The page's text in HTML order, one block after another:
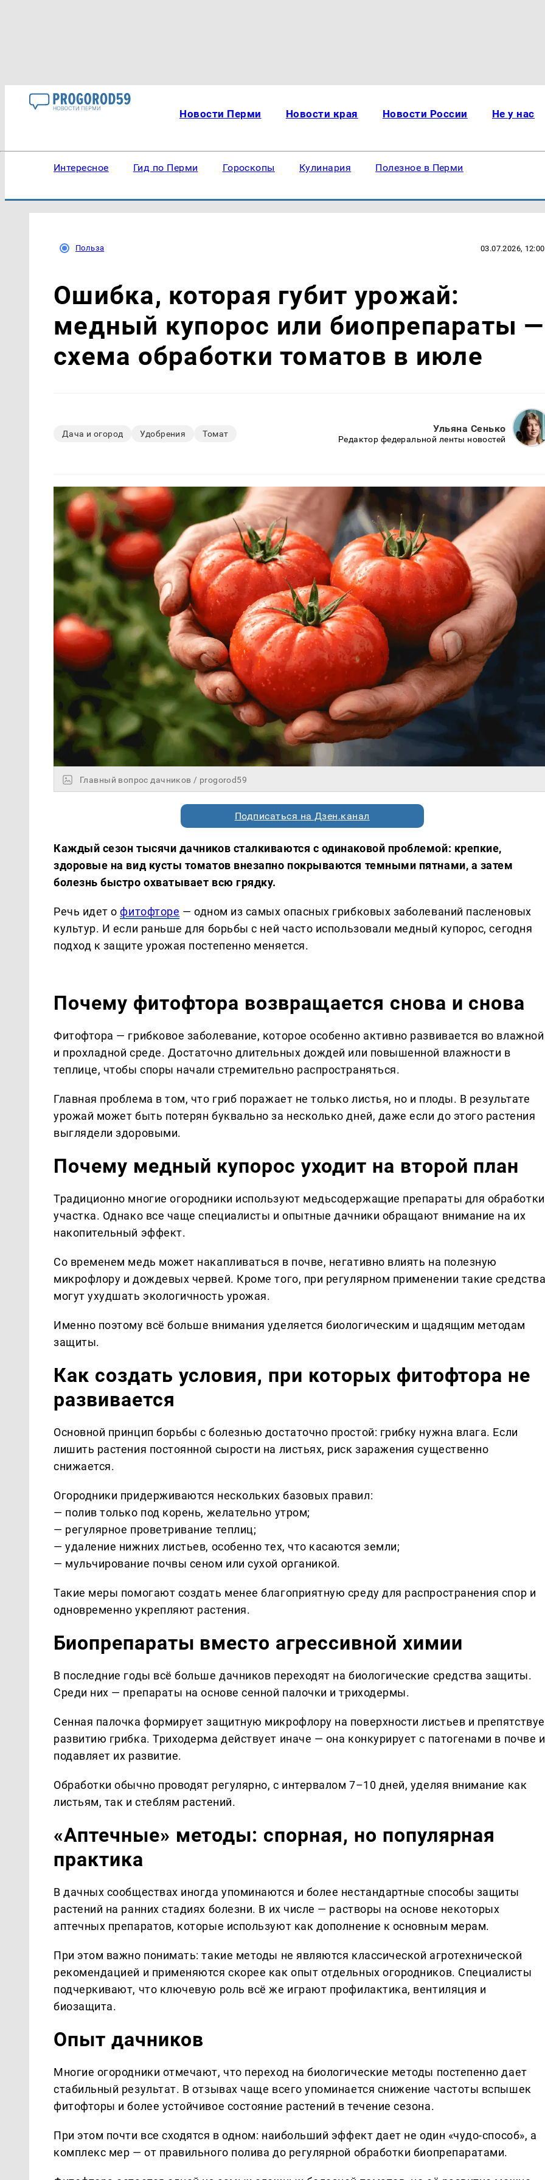
Новости Перми Новости края Новости России Не у нас
Интересное Гид по Перми Гороскопы Кулинария Полезное в Перми
Польза 03.07.2026, 12:00
Ошибка, которая губит урожай:
медный купорос или биопрепараты —
схема обработки томатов в июле
Дача и огород Удобрения Томат Ульяна Сенько
Редактор федеральной ленты новостей
Главный вопрос дачников / progorod59
Подписаться на Дзен.канал
Каждый сезон тысячи дачников сталкиваются с одинаковой проблемой: крепкие,
здоровые на вид кусты томатов внезапно покрываются темными пятнами, а затем
болезнь быстро охватывает всю грядку.
Речь идет офитофторе — одном из самых опасных грибковых заболеваний пасленовых
культур. И если раньше для борьбы с ней часто использовали медный купорос, сегодня
подход к защите урожая постепенно меняется.
Почему фитофтора возвращается снова и снова
Фитофтора — грибковое заболевание, которое особенно активно развивается во влажной
и прохладной среде. Достаточно длительных дождей или повышенной влажности в
теплице, чтобы споры начали стремительно распространяться.
Главная проблема в том, что гриб поражает не только листья, но и плоды. В результате
урожай может быть потерян буквально за несколько дней, даже если до этого растения
выглядели здоровыми.
Почему медный купорос уходит на второй план
Традиционно многие огородники используют медьсодержащие препараты для обработки
участка. Однако все чаще специалисты и опытные дачники обращают внимание на их
накопительный эффект.
Со временем медь может накапливаться в почве, негативно влиять на полезную
микрофлору и дождевых червей. Кроме того, при регулярном применении такие
могут ухудшать экологичность урожая.
Именно поэтому всё больше внимания уделяется биологическим и щадящим методам
защиты.
Как создать условия, при которых фитофтора не
развивается
Основной принцип борьбы с болезнью достаточно простой: грибку нужна влага. Если
лишить растения постоянной сырости на листьях, риск заражения существенно
снижается.
Огородники придерживаются нескольких базовых правил:
— полив только под корень, желательно утром;
— регулярное проветривание теплиц;
— удаление нижних листьев, особенно тех, что касаются земли;
— мульчирование почвы сеном или сухой органикой.
Такие меры помогают создать менее благоприятную среду для распространения спор и
одновременно укрепляют растения.
Биопрепараты вместо агрессивной химии
В последние годы всё больше дачников переходят на биологические средства защиты.
Среди них — препараты на основе сенной палочки и триходермы.
Сенная палочка формирует защитную микрофлору на поверхности листьев и
развитию грибка. Триходерма действует иначе — она конкурирует с патогенами в почве и
подавляет их развитие.
Обработки обычно проводят регулярно, с интервалом 7–10 дней, уделяя внимание как
листьям, так и стеблям растений.
«Аптечные» методы: спорная, но популярная
практика
В дачных сообществах иногда упоминаются и более нестандартные способы защиты
растений на ранних стадиях болезни. В их числе — растворы на основе некоторых
аптечных препаратов, которые используют как дополнение к основным мерам.
При этом важно понимать: такие методы не являются классической агротехнической
рекомендацией и применяются скорее как опыт отдельных огородников. Специалисты
подчеркивают, что ключевую роль всё же играют профилактика, вентиляция и
биозащита.
Опыт дачников
Многие огородники отмечают, что переход на биологические методы постепенно дает
стабильный результат. В отзывах чаще всего упоминается снижение частоты вспышек
фитофторы и более устойчивое состояние растений в течение сезона.
При этом почти все сходятся в одном: наибольший эффект дает не один «чудо-способ», а
комплекс мер — от правильного полива до регулярной обработки биопрепаратами.